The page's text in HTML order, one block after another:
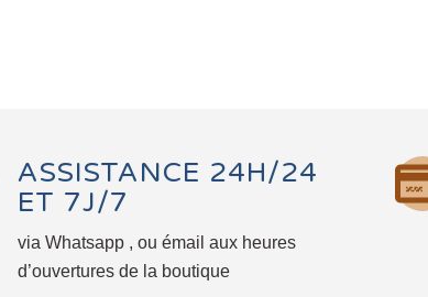
ASSISTANCE 24H/24
ET 7J/7
via Whatsapp , ou émail aux heures
d’ouvertures de la boutique